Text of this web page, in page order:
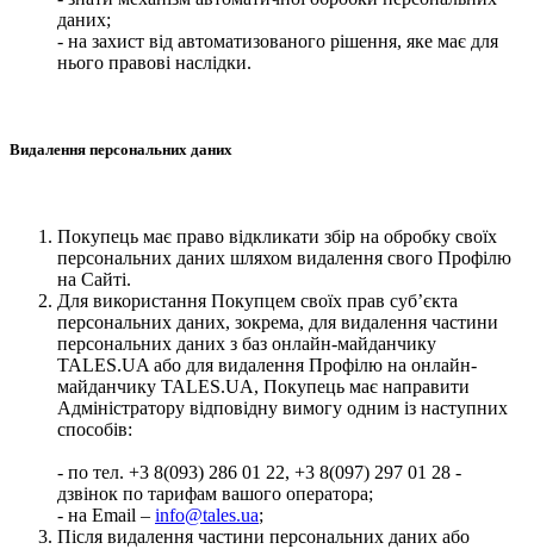
даних;
- на захист від автоматизованого рішення, яке має для
нього правові наслідки.
Видалення персональних даних
Покупець має право відкликати збір на обробку своїх
персональних даних шляхом видалення свого Профілю
на Сайті.
Для використання Покупцем своїх прав суб’єкта
персональних даних, зокрема, для видалення частини
персональних даних з баз онлайн-майданчику
TALES.UA або для видалення Профілю на онлайн-
майданчику TALES.UA, Покупець має направити
Адміністратору відповідну вимогу одним із наступних
способів:
- по тел. +3 8(093) 286 01 22, +3 8(097) 297 01 28 -
дзвінок по тарифам вашого оператора;
- на Email – info@tales.ua;
Після видалення частини персональних даних або